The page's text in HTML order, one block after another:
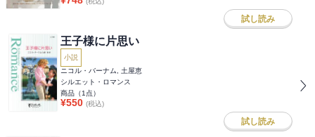
試し読み
王子様に片思い
小説
ニコル・バーナム, 土屋恵
シルエット・ロマンス
商品（1 点）
¥550 (税込)
試し読み